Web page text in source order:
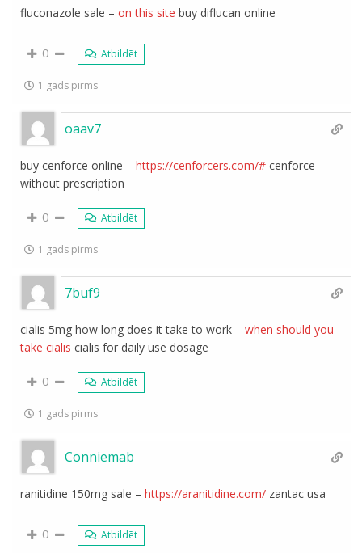
fluconazole sale –on this site buy diflucan online
0 Atbildēt
1 gads pirms
oaav7
buy cenforce online –https://cenforcers.com/# cenforce
without prescription
0 Atbildēt
1 gads pirms
7buf9
cialis 5mg how long does it take to work –when should you
take cialis cialis for daily use dosage
0 Atbildēt
1 gads pirms
Conniemab
ranitidine 150mg sale –https://aranitidine.com/ zantac usa
0 Atbildēt